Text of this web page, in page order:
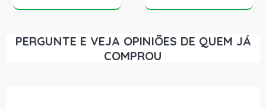
PERGUNTE E VEJA OPINIÕES DE QUEM JÁ
COMPROU